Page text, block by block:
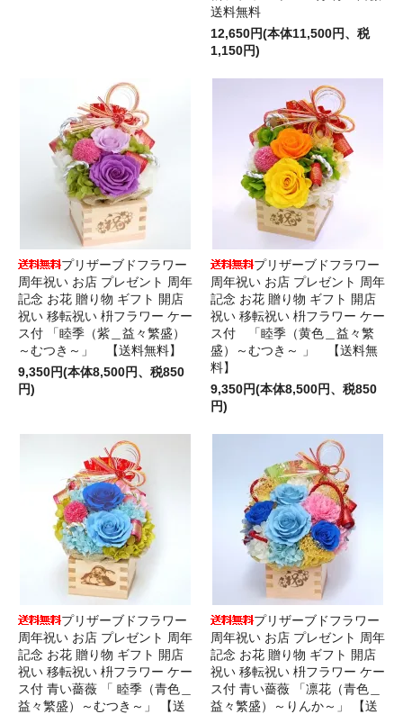
送料無料
12,650円(本体11,500円、税
1,150円)
プリザーブドフラワー
周年祝い お店 プレゼント 周年
記念 お花 贈り物 ギフト 開店
祝い 移転祝い 枡フラワー ケー
ス付 「睦季（紫＿益々繁盛）
～むつき～」 【送料無料】
9,350円(本体8,500円、税850
円)
プリザーブドフラワー
周年祝い お店 プレゼント 周年
記念 お花 贈り物 ギフト 開店
祝い 移転祝い 枡フラワー ケー
ス付 「睦季（黄色＿益々繁
盛）～むつき～ 」 【送料無
料】
9,350円(本体8,500円、税850
円)
プリザーブドフラワー
周年祝い お店 プレゼント 周年
記念 お花 贈り物 ギフト 開店
祝い 移転祝い 枡フラワー ケー
ス付 青い薔薇 「 睦季（青色＿
益々繁盛）～むつき～」 【送
プリザーブドフラワー
周年祝い お店 プレゼント 周年
記念 お花 贈り物 ギフト 開店
祝い 移転祝い 枡フラワー ケー
ス付 青い薔薇 「凛花（青色＿
益々繁盛）～りんか～」 【送